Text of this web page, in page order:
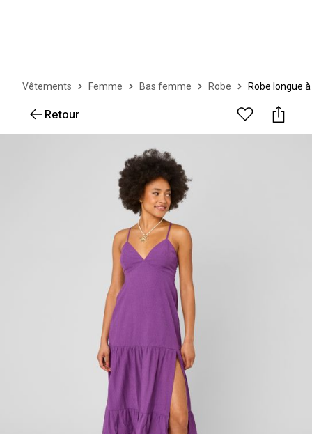
Vêtements Femme Bas femme Robe Robe longue
Retour